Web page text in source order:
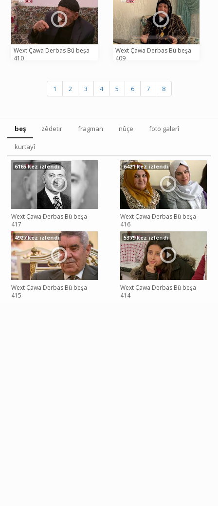
Wext Çawa Derbas Bû beşa
410
Wext Çawa Derbas Bû beşa
409
1 2 3 4 5 6 7 8
beş zêdetir fragman nûçe foto galerî
kurtayî
Wext Çawa Derbas Bû beşa
417
6165 kez izlendi
Wext Çawa Derbas Bû beşa
416
6421 kez izlendi
Wext Çawa Derbas Bû beşa
415
4927 kez izlendi
Wext Çawa Derbas Bû beşa
414
5379 kez izlendi